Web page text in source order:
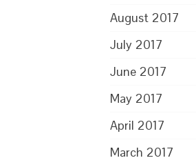
August 2017
July 2017
June 2017
May 2017
April 2017
March 2017